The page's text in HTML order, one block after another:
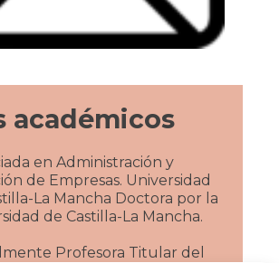
académicos
en Administración y
de Empresas. Universidad
La Mancha Doctora por la
de Castilla-La Mancha.
Profesora Titular del